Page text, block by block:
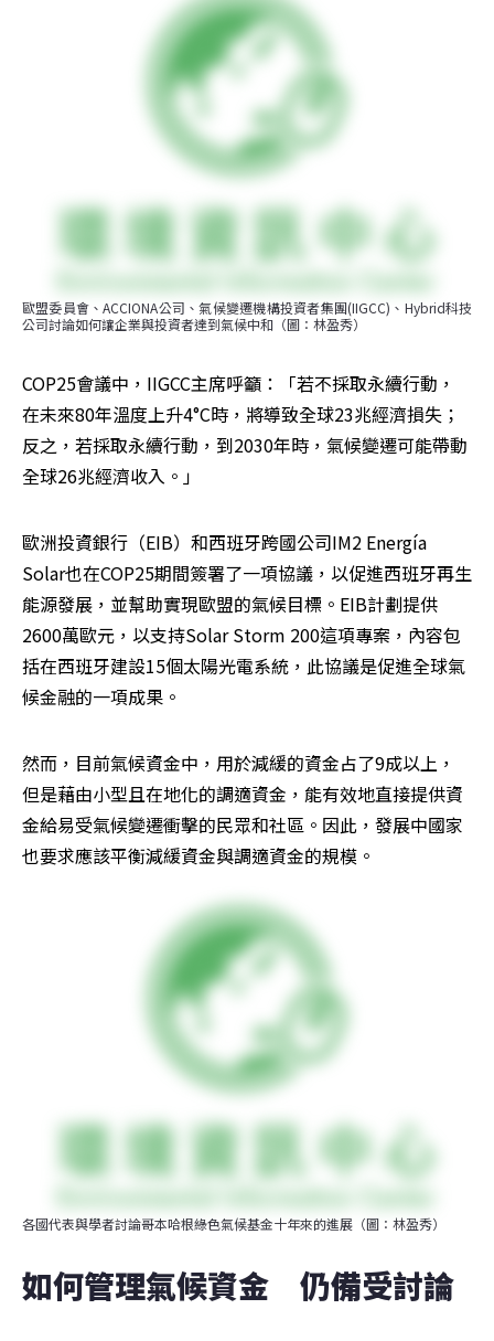
歐盟委員會、ACCIONA公司、氣候變遷機構投資者集團(IIGCC)、Hybrid科技
公司討論如何讓企業與投資者達到氣候中和（圖：林盈秀）
COP25會議中，IIGCC主席呼籲：「若不採取永續行動，
在未來80年溫度上升4°C時，將導致全球23兆經濟損失；
反之，若採取永續行動，到2030年時，氣候變遷可能帶動
全球26兆經濟收入。」
歐洲投資銀行（EIB）和西班牙跨國公司IM2 Energía
Solar也在COP25期間簽署了一項協議，以促進西班牙再生
能源發展，並幫助實現歐盟的氣候目標。EIB計劃提供
2600萬歐元，以支持Solar Storm 200這項專案，內容包
括在西班牙建設15個太陽光電系統，此協議是促進全球氣
候金融的一項成果。
然而，目前氣候資金中，用於減緩的資金占了9成以上，
但是藉由小型且在地化的調適資金，能有效地直接提供資
金給易受氣候變遷衝擊的民眾和社區。因此，發展中國家
也要求應該平衡減緩資金與調適資金的規模。
各國代表與學者討論哥本哈根綠色氣候基金十年來的進展（圖：林盈秀）
如何管理氣候資金　仍備受討論